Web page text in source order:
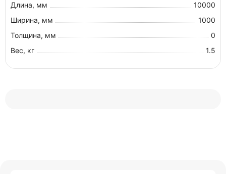
Длина, мм
10000
Ширина, мм
1000
Толщина, мм
0
Вес, кг
1.5